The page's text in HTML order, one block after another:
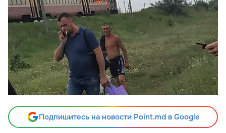
Подпишитесь на новости Point.md в Google